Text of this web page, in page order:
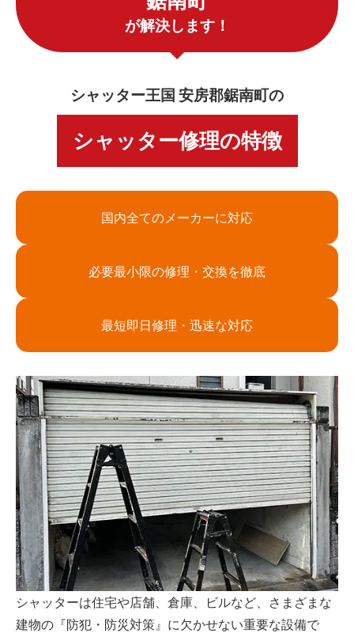
が解決します！
シャッター王国 安房郡鋸南町の
シャッター修理の特徴
国内全てのメーカーに対応
必要最小限の修理・交換を徹底
最短即日修理・迅速な対応
シャッターは住宅や店舗、倉庫、ビルなど、さまざまな
建物の『防犯・防災対策』に欠かせない重要な設備で